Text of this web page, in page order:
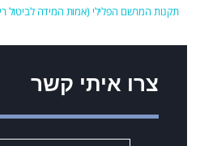
תקנות המרשם הפלילי (אמות המידה לביטול
צרו איתי קשר